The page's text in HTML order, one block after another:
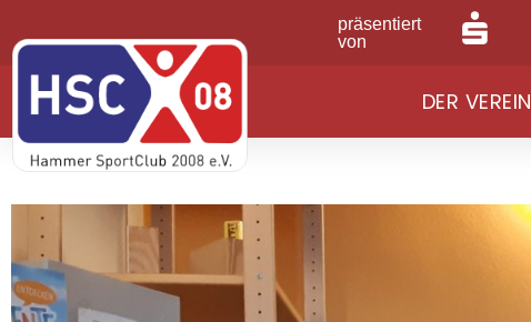
präsentiert
von
DER VEREIN